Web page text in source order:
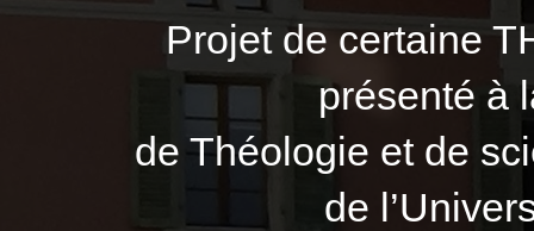
Projet de certaine
présenté à
de Théologie et de
de